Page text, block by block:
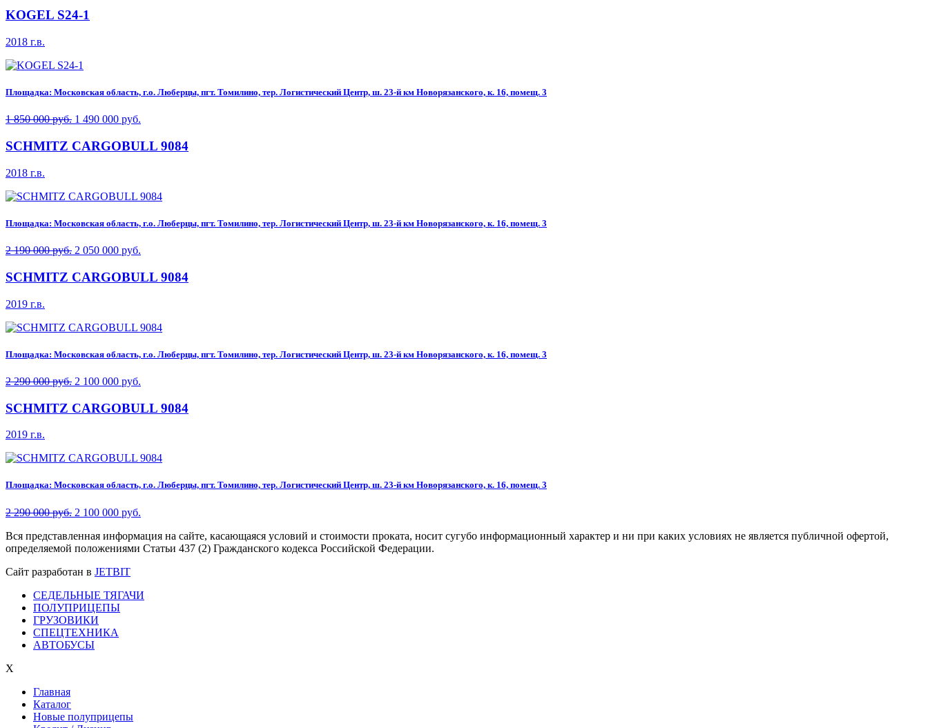
KOGEL S24-1
2018 г.в.
Площадка: Московская область, г.о. Люберцы, пгт. Томилино, тер. Логистический Центр, ш. 23-й км Новорязанского, к. 16, помещ. 3
1 850 000 руб. 1 490 000 руб.
SCHMITZ CARGOBULL 9084
2018 г.в.
Площадка: Московская область, г.о. Люберцы, пгт. Томилино, тер. Логистический Центр, ш. 23-й км Новорязанского, к. 16, помещ. 3
2 190 000 руб. 2 050 000 руб.
SCHMITZ CARGOBULL 9084
2019 г.в.
Площадка: Московская область, г.о. Люберцы, пгт. Томилино, тер. Логистический Центр, ш. 23-й км Новорязанского, к. 16, помещ. 3
2 290 000 руб. 2 100 000 руб.
SCHMITZ CARGOBULL 9084
2019 г.в.
Площадка: Московская область, г.о. Люберцы, пгт. Томилино, тер. Логистический Центр, ш. 23-й км Новорязанского, к. 16, помещ. 3
2 290 000 руб. 2 100 000 руб.
Вся представленная информация на сайте, касающаяся условий и стоимости проката, носит сугубо информационный характер и ни при каких условиях не является публичной офертой,
определяемой положениями Статьи 437 (2) Гражданского кодекса Российской Федерации.
Сайт разработан в JETBIT
СЕДЕЛЬНЫЕ ТЯГАЧИ
ПОЛУПРИЦЕПЫ
ГРУЗОВИКИ
СПЕЦТЕХНИКА
АВТОБУСЫ
X
Главная
Каталог
Новые полуприцепы